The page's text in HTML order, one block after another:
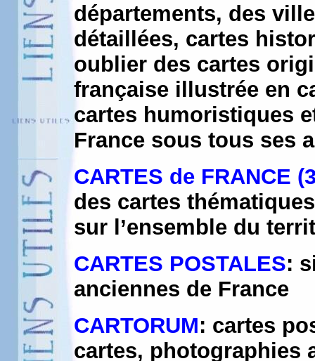
départements, des
détaillées, cartes
oublier des cartes
française illustrée en
cartes humoristiques
France sous tous ses
CARTES de FRANCE
des cartes
sur l’ensemble du
CARTES POSTALES:
anciennes de France
CARTORUM: cartes
cartes, photographies